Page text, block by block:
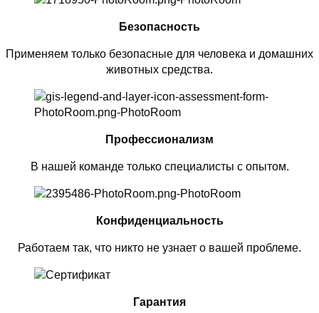
Безопасность
Применяем только безопасные для человека и домашних
животных средства.
Профессионализм
В нашей команде только специалисты с опытом.
Конфиденциальность
Работаем так, что никто не узнает о вашей проблеме.
Гарантия